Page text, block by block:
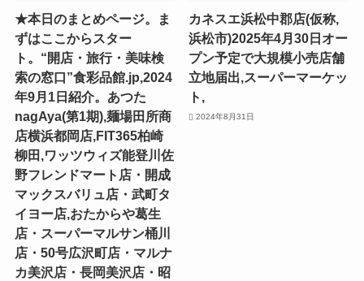
★本日のまとめページ。ま
ずはここからスター
ト。“開店・旅行・美味検
索の窓口”食彩品館.jp,2024
年9月1日紹介。あつた
nagAya(第1期),麺場田所商
店横浜都岡店,FIT365柏崎
柳田,ワッツウィズ能登川佐
野フレンドマート店・開成
マックスバリュ店・武町タ
イヨー店,おたからや葛生
店・スーパーマルサン桶川
店・50号広沢町店・マルナ
カ美沢店・長岡美沢店・昭
カネスエ浜松中郡店(仮称,
浜松市)2025年4月30日オー
プン予定で大規模小売店舗
立地届出,スーパーマーケッ
ト,
2024年8月31日